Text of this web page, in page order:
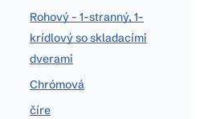
Rohový - 1-stranný, 1-
krídlový so skladacími
dverami
Chrómová
číre